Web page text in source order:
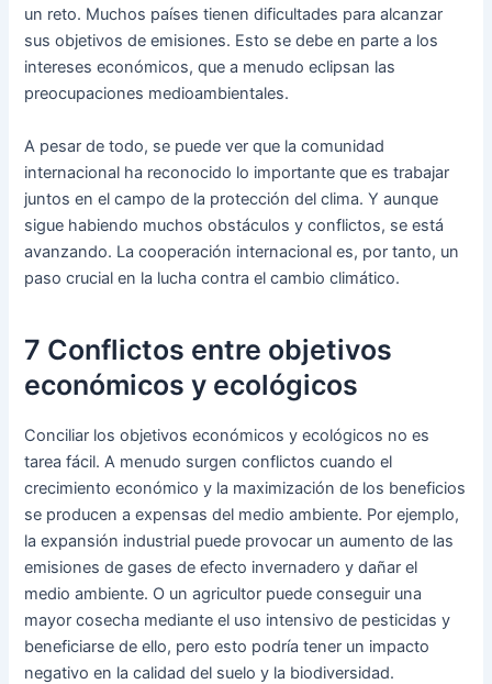
un reto. Muchos países tienen dificultades para alcanzar
sus objetivos de emisiones. Esto se debe en parte a los
intereses económicos, que a menudo eclipsan las
preocupaciones medioambientales.
A pesar de todo, se puede ver que la comunidad
internacional ha reconocido lo importante que es trabajar
juntos en el campo de la protección del clima. Y aunque
sigue habiendo muchos obstáculos y conflictos, se está
avanzando. La cooperación internacional es, por tanto, un
paso crucial en la lucha contra el cambio climático.
7 Conflictos entre objetivos
económicos y ecológicos
Conciliar los objetivos económicos y ecológicos no es
tarea fácil. A menudo surgen conflictos cuando el
crecimiento económico y la maximización de los beneficios
se producen a expensas del medio ambiente. Por ejemplo,
la expansión industrial puede provocar un aumento de las
emisiones de gases de efecto invernadero y dañar el
medio ambiente. O un agricultor puede conseguir una
mayor cosecha mediante el uso intensivo de pesticidas y
beneficiarse de ello, pero esto podría tener un impacto
negativo en la calidad del suelo y la biodiversidad.